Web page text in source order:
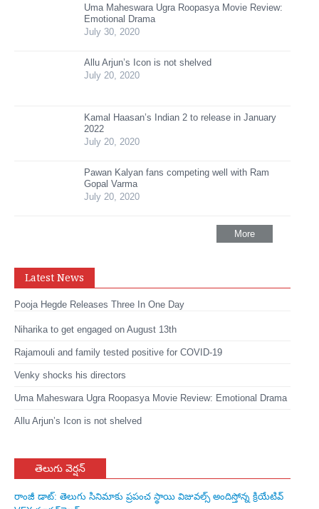
Uma Maheswara Ugra Roopasya Movie Review:
Emotional Drama
July 30, 2020
Allu Arjun’s Icon is not shelved
July 20, 2020
Kamal Haasan’s Indian 2 to release in January
2022
July 20, 2020
Pawan Kalyan fans competing well with Ram
Gopal Varma
July 20, 2020
More
Latest News
Pooja Hegde Releases Three In One Day
Niharika to get engaged on August 13th
Rajamouli and family tested positive for COVID-19
Venky shocks his directors
Uma Maheswara Ugra Roopasya Movie Review: Emotional Drama
Allu Arjun’s Icon is not shelved
తెలుగు వెర్షన్
రాంజీ డాట్: తెలుగు సినిమాకు ప్రపంచ స్థాయి విజువల్స్ అందిస్తోన్న క్రియేటివ్